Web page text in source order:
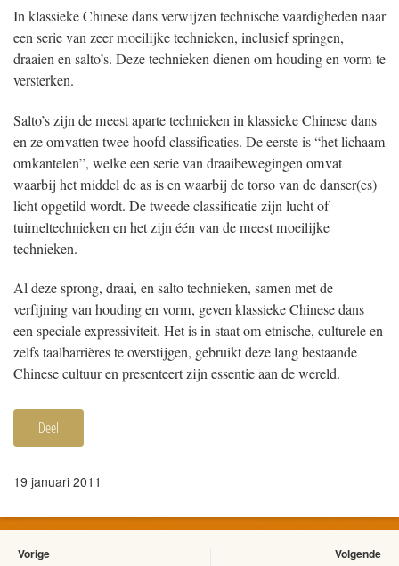
In klassieke Chinese dans verwijzen technische vaardigheden naar
een serie van zeer moeilijke technieken, inclusief springen,
draaien en salto’s. Deze technieken dienen om houding en vorm te
versterken.
Salto’s zijn de meest aparte technieken in klassieke Chinese dans
en ze omvatten twee hoofd classificaties. De eerste is “het lichaam
omkantelen”, welke een serie van draaibewegingen omvat
waarbij het middel de as is en waarbij de torso van de danser(es)
licht opgetild wordt. De tweede classificatie zijn lucht of
tuimeltechnieken en het zijn één van de meest moeilijke
technieken.
Al deze sprong, draai, en salto technieken, samen met de
verfijning van houding en vorm, geven klassieke Chinese dans
een speciale expressiviteit. Het is in staat om etnische, culturele en
zelfs taalbarrières te overstijgen, gebruikt deze lang bestaande
Chinese cultuur en presenteert zijn essentie aan de wereld.
Deel
19 januari 2011
Vorige Volgende